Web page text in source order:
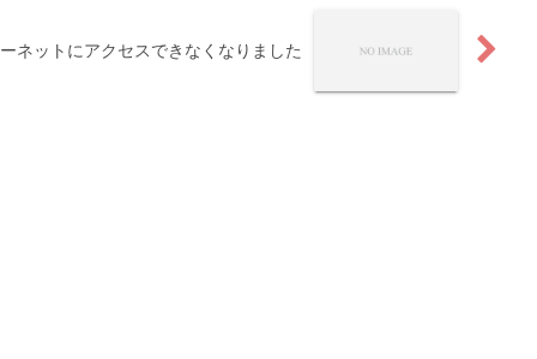
ネットにアクセスできなくなりました